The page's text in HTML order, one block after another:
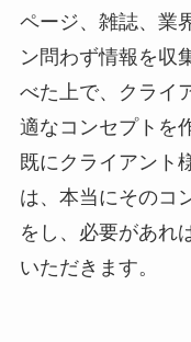
ページ、雑誌、業
ン問わず情報を収
べた上で、クライ
適なコンセプトを
既にクライアント
は、本当にそのコ
をし、必要があれ
いただきます。